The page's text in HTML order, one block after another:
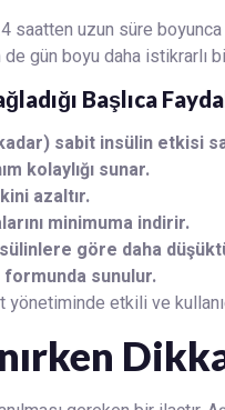
saatten uzun süre
gün boyu daha istikrarlı
Başlıca
sabit insülin etkisi
kolaylığı sunar.
azaltır.
minimuma indirir.
göre daha
formunda sunulur.
yönetiminde etkili ve